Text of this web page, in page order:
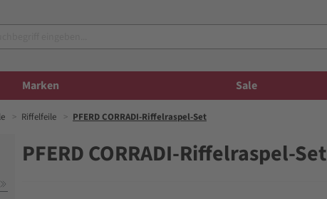
Marken Sale
Riffelfeile PFERD CORRADI-Riffelraspel-Set
PFERD CORRADI-Riffelraspel-Set